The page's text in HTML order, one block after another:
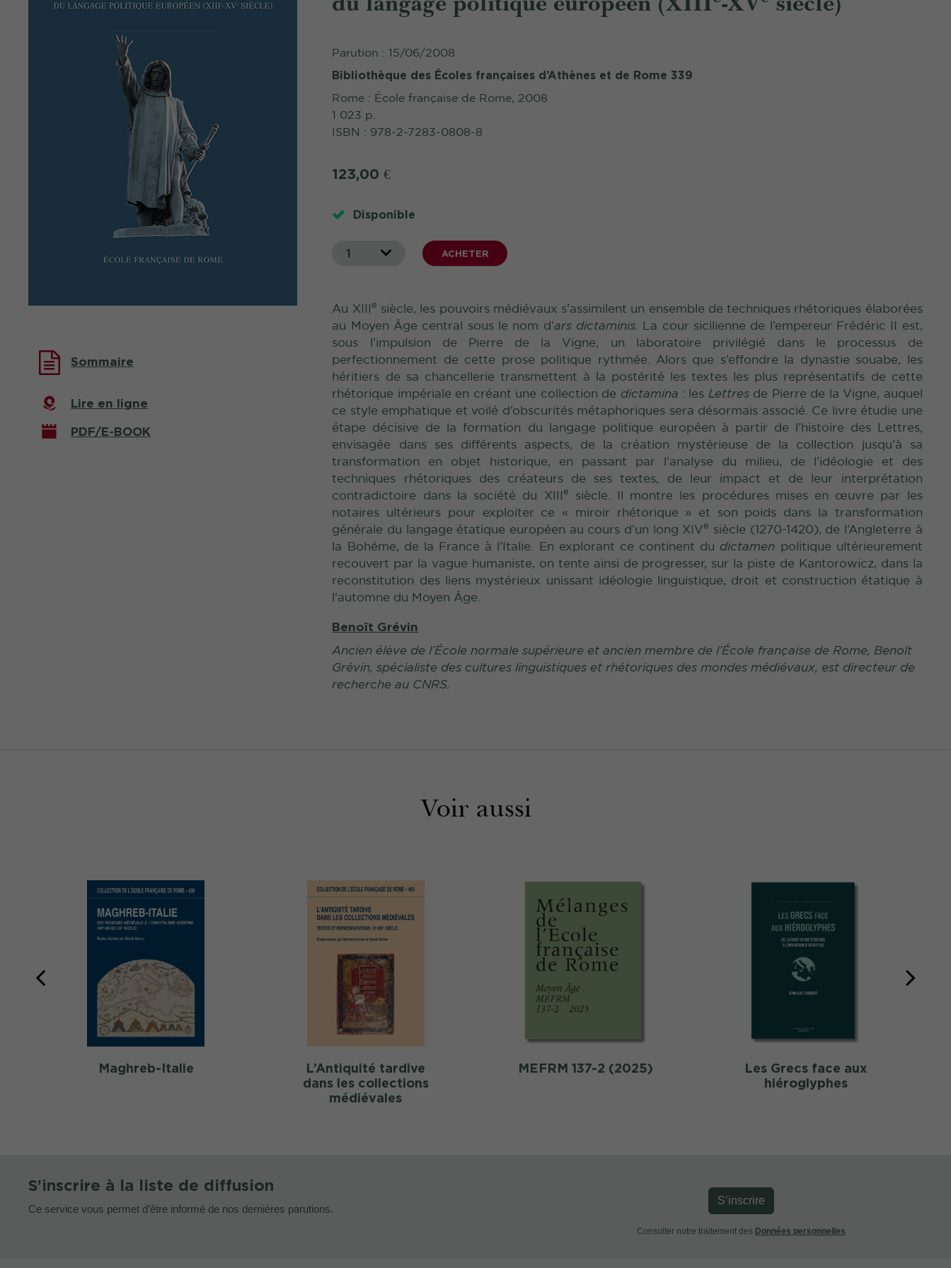
Sommaire
Lire en ligne
PDF/E-BOOK
Parution : 15/06/2008
Bibliothèque des Écoles françaises d’Athènes et de Rome 339
Rome : École française de Rome, 2008
1 023 p.
ISBN : 978-2-7283-0808-8
123,00 €
Disponible
1 ACHETER
Au XIII e siècle, les pouvoirs médiévaux s’assimilent un ensemble de techniques rhétoriques élaborées
au Moyen Âge central sous le nom d’ars dictaminis. La cour sicilienne de l’empereur Frédéric II est,
sous l’impulsion de Pierre de la Vigne, un laboratoire privilégié dans le processus de
perfectionnement de cette prose politique rythmée. Alors que s’effondre la dynastie souabe, les
héritiers de sa chancellerie transmettent à la postérité les textes les plus représentatifs de cette
rhétorique impériale en créant une collection de dictamina : les Lettresde Pierre de la Vigne, auquel
ce style emphatique et voilé d’obscurités métaphoriques sera désormais associé. Ce livre étudie une
étape décisive de la formation du langage politique européen à partir de l’histoire des Lettres,
envisagée dans ses différents aspects, de la création mystérieuse de la collection jusqu’à sa
transformation en objet historique, en passant par l’analyse du milieu, de l’idéologie et des
techniques rhétoriques des créateurs de ses textes, de leur impact et de leur interprétation
contradictoire dans la société du XIII e
siècle. Il montre les procédures mises en œuvre par les
notaires ultérieurs pour exploiter ce « miroir rhétorique » et son poids dans la transformation
générale du langage étatique européen au cours d’un long XIVe siècle (1270-1420), de l’Angleterre à
la Bohême, de la France à l’Italie. En explorant ce continent du dictamen politique ultérieurement
recouvert par la vague humaniste, on tente ainsi de progresser, sur la piste de Kantorowicz, dans la
reconstitution des liens mystérieux unissant idéologie linguistique, droit et construction étatique à
l’automne du Moyen Âge.
Benoît Grévin
Ancien élève de l’École normale supérieure et ancien membre de l’École française de Rome, Benoît
Grévin, spécialiste des cultures linguistiques et rhétoriques des mondes médiévaux, est directeur de
recherche au CNRS.
Voir aussi
Maghreb-Italie
L’Antiquité tardive
dans les collections
médiévales
MEFRM 137-2 (2025)
Les Grecs face aux
hiéroglyphes
S’inscrire à la liste de diffusion
Ce service vous permet d’être informé de nos dernières parutions.
S’inscrire
Consulter notre traitement des Données personnelles